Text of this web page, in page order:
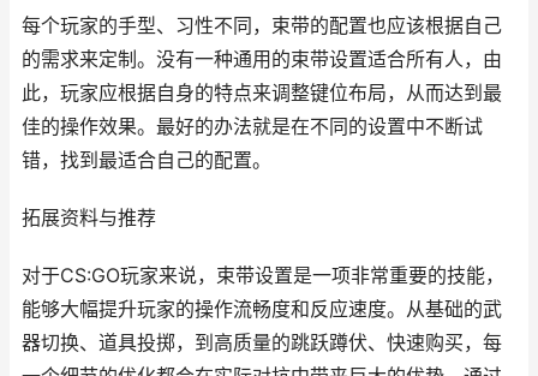
每个玩家的手型、习性不同，束带的配置也应该根据自己
的需求来定制。没有一种通用的束带设置适合所有人，由
此，玩家应根据自身的特点来调整键位布局，从而达到最
佳的操作效果。最好的办法就是在不同的设置中不断试
错，找到最适合自己的配置。
拓展资料与推荐
对于CS:GO玩家来说，束带设置是一项非常重要的技能，
能够大幅提升玩家的操作流畅度和反应速度。从基础的武
器切换、道具投掷，到高质量的跳跃蹲伏、快速购买，每